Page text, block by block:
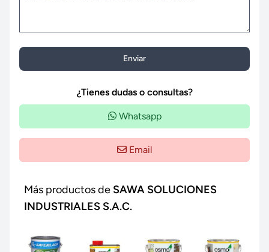
Enviar
¿Tienes dudas o consultas?
Whatsapp
Email
Más productos de SAWA SOLUCIONES
INDUSTRIALES S.A.C.